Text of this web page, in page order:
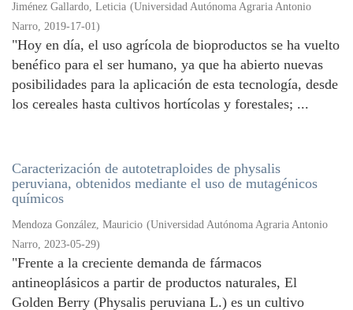
Jiménez Gallardo, Leticia (Universidad Autónoma Agraria Antonio
Narro, 2019-17-01)
"Hoy en día, el uso agrícola de bioproductos se ha vuelto
benéfico para el ser humano, ya que ha abierto nuevas
posibilidades para la aplicación de esta tecnología, desde
los cereales hasta cultivos hortícolas y forestales; ...
Caracterización de autotetraploides de physalis
peruviana, obtenidos mediante el uso de mutagénicos
químicos
Mendoza González, Mauricio (Universidad Autónoma Agraria Antonio
Narro, 2023-05-29)
"Frente a la creciente demanda de fármacos
antineoplásicos a partir de productos naturales, El
Golden Berry (Physalis peruviana L.) es un cultivo